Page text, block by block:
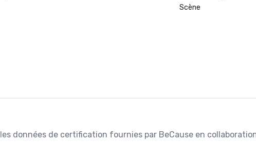
Scène
données de certification fournies par BeCause en